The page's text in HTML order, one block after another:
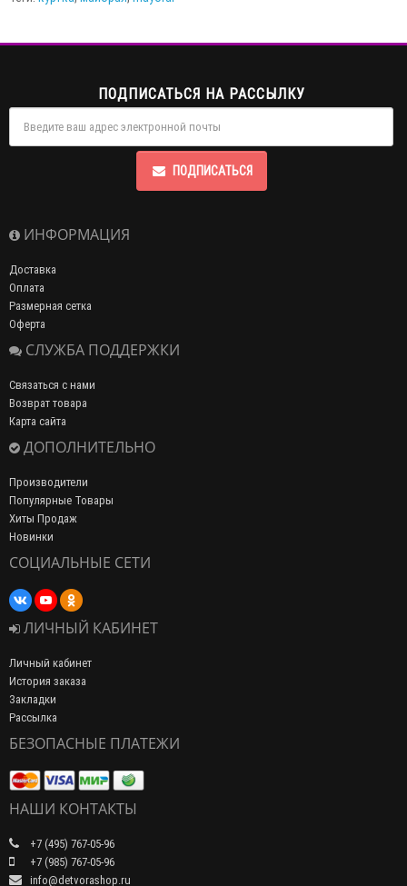
ПОДПИСАТЬСЯ НА РАССЫЛКУ
ПОДПИСАТЬСЯ
ИНФОРМАЦИЯ
Доставка
Оплата
Размерная сетка
Оферта
СЛУЖБА ПОДДЕРЖКИ
Связаться с нами
Возврат товара
Карта сайта
ДОПОЛНИТЕЛЬНО
Производители
Популярные Товары
Хиты Продаж
Новинки
СОЦИАЛЬНЫЕ СЕТИ
ЛИЧНЫЙ КАБИНЕТ
Личный кабинет
История заказа
Закладки
Рассылка
БЕЗОПАСНЫЕ ПЛАТЕЖИ
НАШИ КОНТАКТЫ
+7 (495) 767-05-96
+7 (985) 767-05-96
info@detvorashop.ru